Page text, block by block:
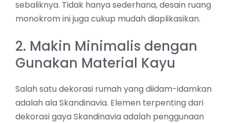
sebaliknya. Tidak hanya sederhana, desain ruang
monokrom ini juga cukup mudah diaplikasikan.
2. Makin Minimalis dengan
Gunakan Material Kayu
Salah satu dekorasi rumah yang diidam-idamkan
adalah ala Skandinavia. Elemen terpenting dari
dekorasi gaya Skandinavia adalah penggunaan